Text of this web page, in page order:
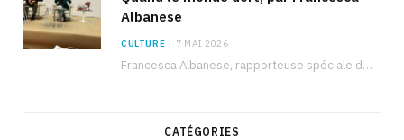
Albanese
CULTURE 7 MAI 2026
Francesca Albanese, rapporteuse spéciale de l’ONU sur les territoires palestiniens occupés, était à Tunis pour…
CATÉGORIES